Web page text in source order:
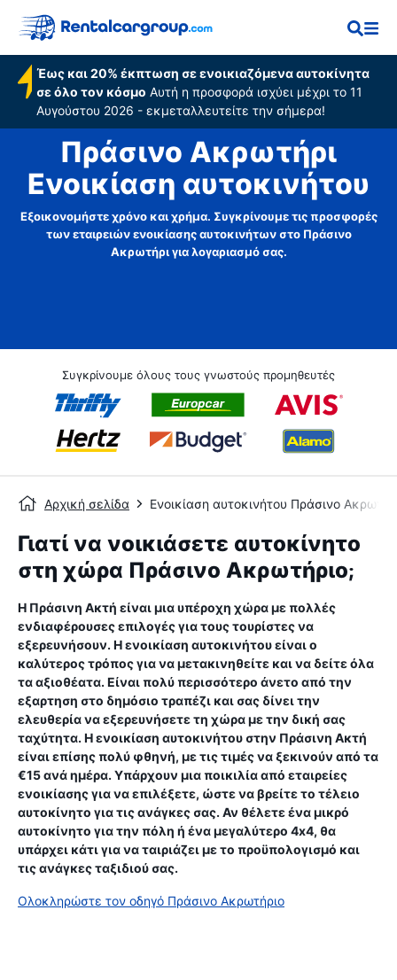
Έως και 20% έκπτωση σε ενοικιαζόμενα αυτοκίνητα
σε όλο τον κόσμο Αυτή η προσφορά ισχύει μέχρι το 11
Αυγούστου 2026 - εκμεταλλευτείτε την σήμερα!
Πράσινο Ακρωτήρι
Ενοικίαση αυτοκινήτου
Εξοικονομήστε χρόνο και χρήμα. Συγκρίνουμε τις προσφορές
των εταιρειών ενοικίασης αυτοκινήτων στο Πράσινο
Ακρωτήρι για λογαριασμό σας.
Συγκρίνουμε όλους τους γνωστούς προμηθευτές
Αρχική σελίδα Ενοικίαση αυτοκινήτου Πράσινο
Γιατί να νοικιάσετε αυτοκίνητο
στη χώρα Πράσινο Ακρωτήριο;
Η Πράσινη Ακτή είναι μια υπέροχη χώρα με πολλές
ενδιαφέρουσες επιλογές για τους τουρίστες να
εξερευνήσουν. Η ενοικίαση αυτοκινήτου είναι ο
καλύτερος τρόπος για να μετακινηθείτε και να δείτε όλα
τα αξιοθέατα. Είναι πολύ περισσότερο άνετο από την
εξαρτηση στο δημόσιο τραπέζι και σας δίνει την
ελευθερία να εξερευνήσετε τη χώρα με την δική σας
ταχύτητα. Η ενοικίαση αυτοκινήτου στην Πράσινη Ακτή
είναι επίσης πολύ φθηνή, με τις τιμές να ξεκινούν από τα
€15 ανά ημέρα. Υπάρχουν μια ποικιλία από εταιρείες
ενοικίασης για να επιλέξετε, ώστε να βρείτε το τέλειο
αυτοκίνητο για τις ανάγκες σας. Αν θέλετε ένα μικρό
αυτοκίνητο για την πόλη ή ένα μεγαλύτερο 4x4, θα
υπάρχει κάτι για να ταιριάζει με το προϋπολογισμό και
τις ανάγκες ταξιδιού σας.
Ολοκληρώστε τον οδηγό Πράσινο Ακρωτήριο